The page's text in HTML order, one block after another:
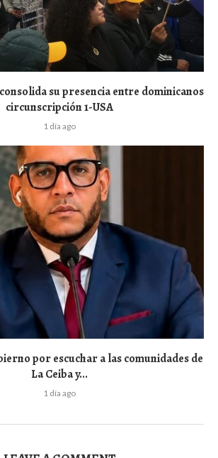
su presencia entre dominicanos
circunscripción 1-USA
1 día ago
por escuchar a las comunidades de
La Ceiba y...
1 día ago